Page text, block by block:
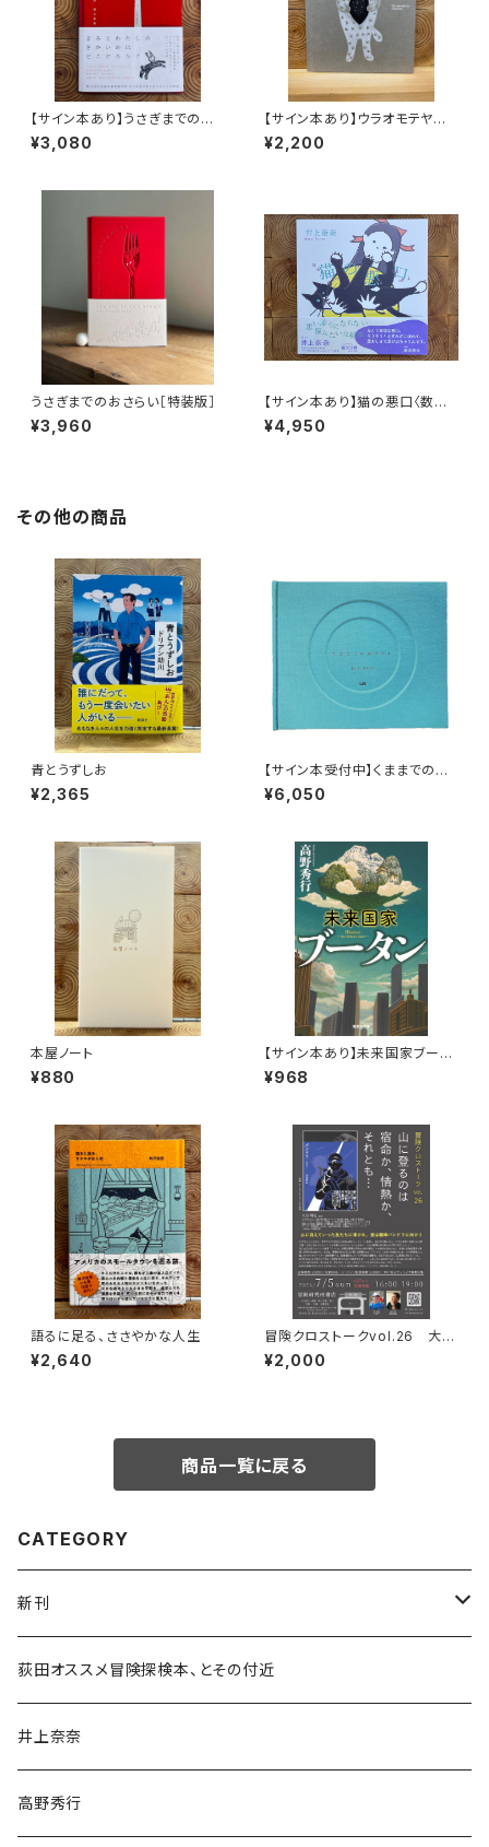
【サイン本あり】うさぎまでのお
さらい［通常版］
¥3,080
【サイン本あり】ウラオモテヤマ
ネコ
¥2,200
うさぎまでのおさらい［特装版］
¥3,960
【サイン本あり】猫の悪口〈数量
限定・オリジナルトート付き〉
¥4,950
その他の商品
青とうずしお
¥2,365
【サイン本受付中】くままでのお
さらい〈特装新版〉
¥6,050
本屋ノート
¥880
【サイン本あり】未来国家ブータ
ン
¥968
語るに足る、ささやかな人生
¥2,640
冒険クロストークvol.26 大石
明弘「山に登るのは 宿命か、情
熱か、それとも…」録画視聴権
¥2,000
商品一覧に戻る
CATEGORY
新刊
和書
文学・小説・物語
随筆・ノンフィクション・その他
荻田オススメ冒険探検本、とその付近
井上奈奈
高野秀行